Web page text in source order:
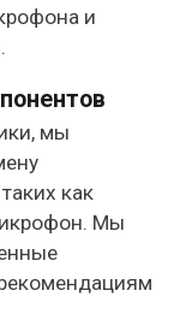
и
мы
как
Мы